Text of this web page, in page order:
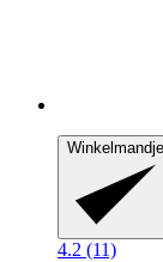
Winkelmandje
4.2 (11)